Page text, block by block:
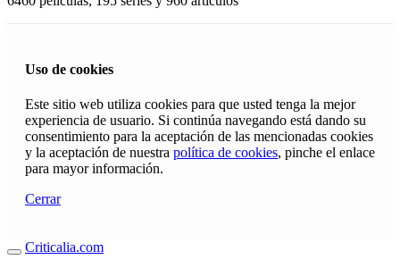
Uso de cookies
Este sitio web utiliza cookies para que usted tenga la mejor
experiencia de usuario. Si continúa navegando está dando su
consentimiento para la aceptación de las mencionadas cookies
y la aceptación de nuestra política de cookies, pinche el enlace
para mayor información.
Cerrar
Criticalia.com